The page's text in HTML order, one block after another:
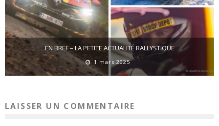
EN BREF – LA PETITE ACTUALITÉ RALLYSTIQUE
1 mars 2025
LAISSER UN COMMENTAIRE